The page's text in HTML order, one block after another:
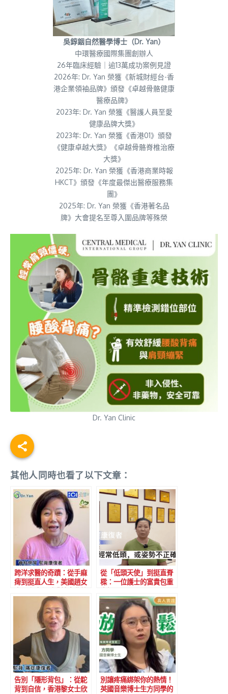
吳錞銦自然醫學博士（Dr. Yan）
中環醫療國際集團創辦人
26年臨床經驗｜逾13萬成功案例見證
2026年: Dr. Yan 榮獲《新城財經台-香
港企業領袖品牌》頒發《卓越骨骼健康
醫療品牌》
2023年: Dr. Yan 榮獲《醫護人員至愛
健康品牌大獎》
2023年: Dr. Yan 榮獲《香港01》頒發
《健康卓越大獎》《卓越骨骼脊椎治療
大獎》
2025年: Dr. Yan 榮獲《香港商業時報
HKCT》頒發《年度最傑出醫療服務集
團》
2025年: Dr. Yan 榮獲《香港著名品
牌》大會提名至尊入圍品牌等殊榮
Dr. Yan Clinic
其他人同時也看了以下文章：
跨洋求醫的奇蹟：從手麻
痺到挺直人生，美國趙女
從「低頭天使」到挺直脊
樑：一位護士的富貴包重
告別「隱形背包」：從駝
背到自信，香港黎女士欣
別讓疼痛綁架你的熱情！
英國音樂博士生方同學的